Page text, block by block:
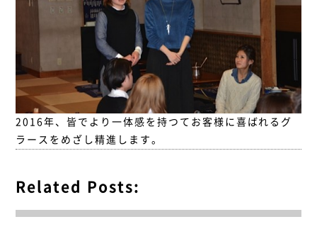
2016年、皆でより一体感を持つてお客様に喜ばれるグ
ラースをめざし精進します。
Related Posts: